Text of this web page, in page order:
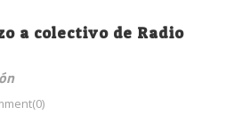
a colectivo de Radio